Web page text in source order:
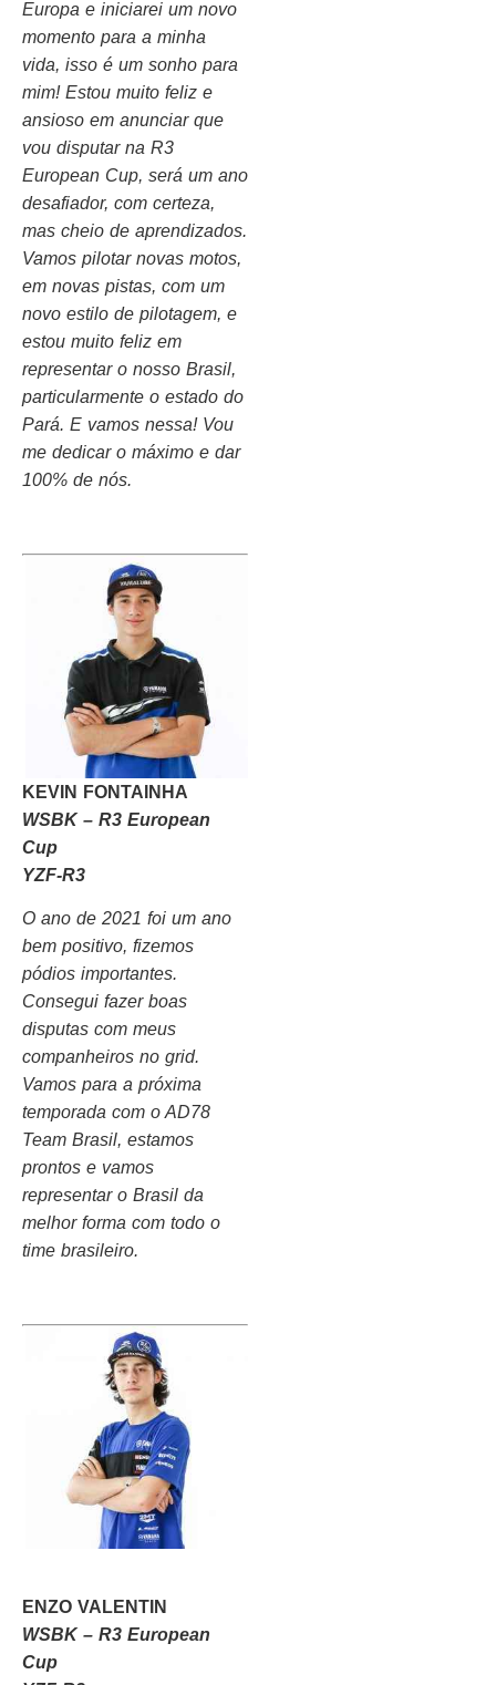
Europa e iniciarei um novo
momento para a minha
vida, isso é um sonho para
mim! Estou muito feliz e
ansioso em anunciar que
vou disputar na R3
European Cup, será um ano
desafiador, com certeza,
mas cheio de aprendizados.
Vamos pilotar novas motos,
em novas pistas, com um
novo estilo de pilotagem, e
estou muito feliz em
representar o nosso Brasil,
particularmente o estado do
Pará. E vamos nessa! Vou
me dedicar o máximo e dar
100% de nós.
KEVIN FONTAINHA
WSBK – R3 European
Cup
YZF-R3
O ano de 2021 foi um ano
bem positivo, fizemos
pódios importantes.
Consegui fazer boas
disputas com meus
companheiros no grid.
Vamos para a próxima
temporada com o AD78
Team Brasil, estamos
prontos e vamos
representar o Brasil da
melhor forma com todo o
time brasileiro.
ENZO VALENTIN
WSBK – R3 European
Cup